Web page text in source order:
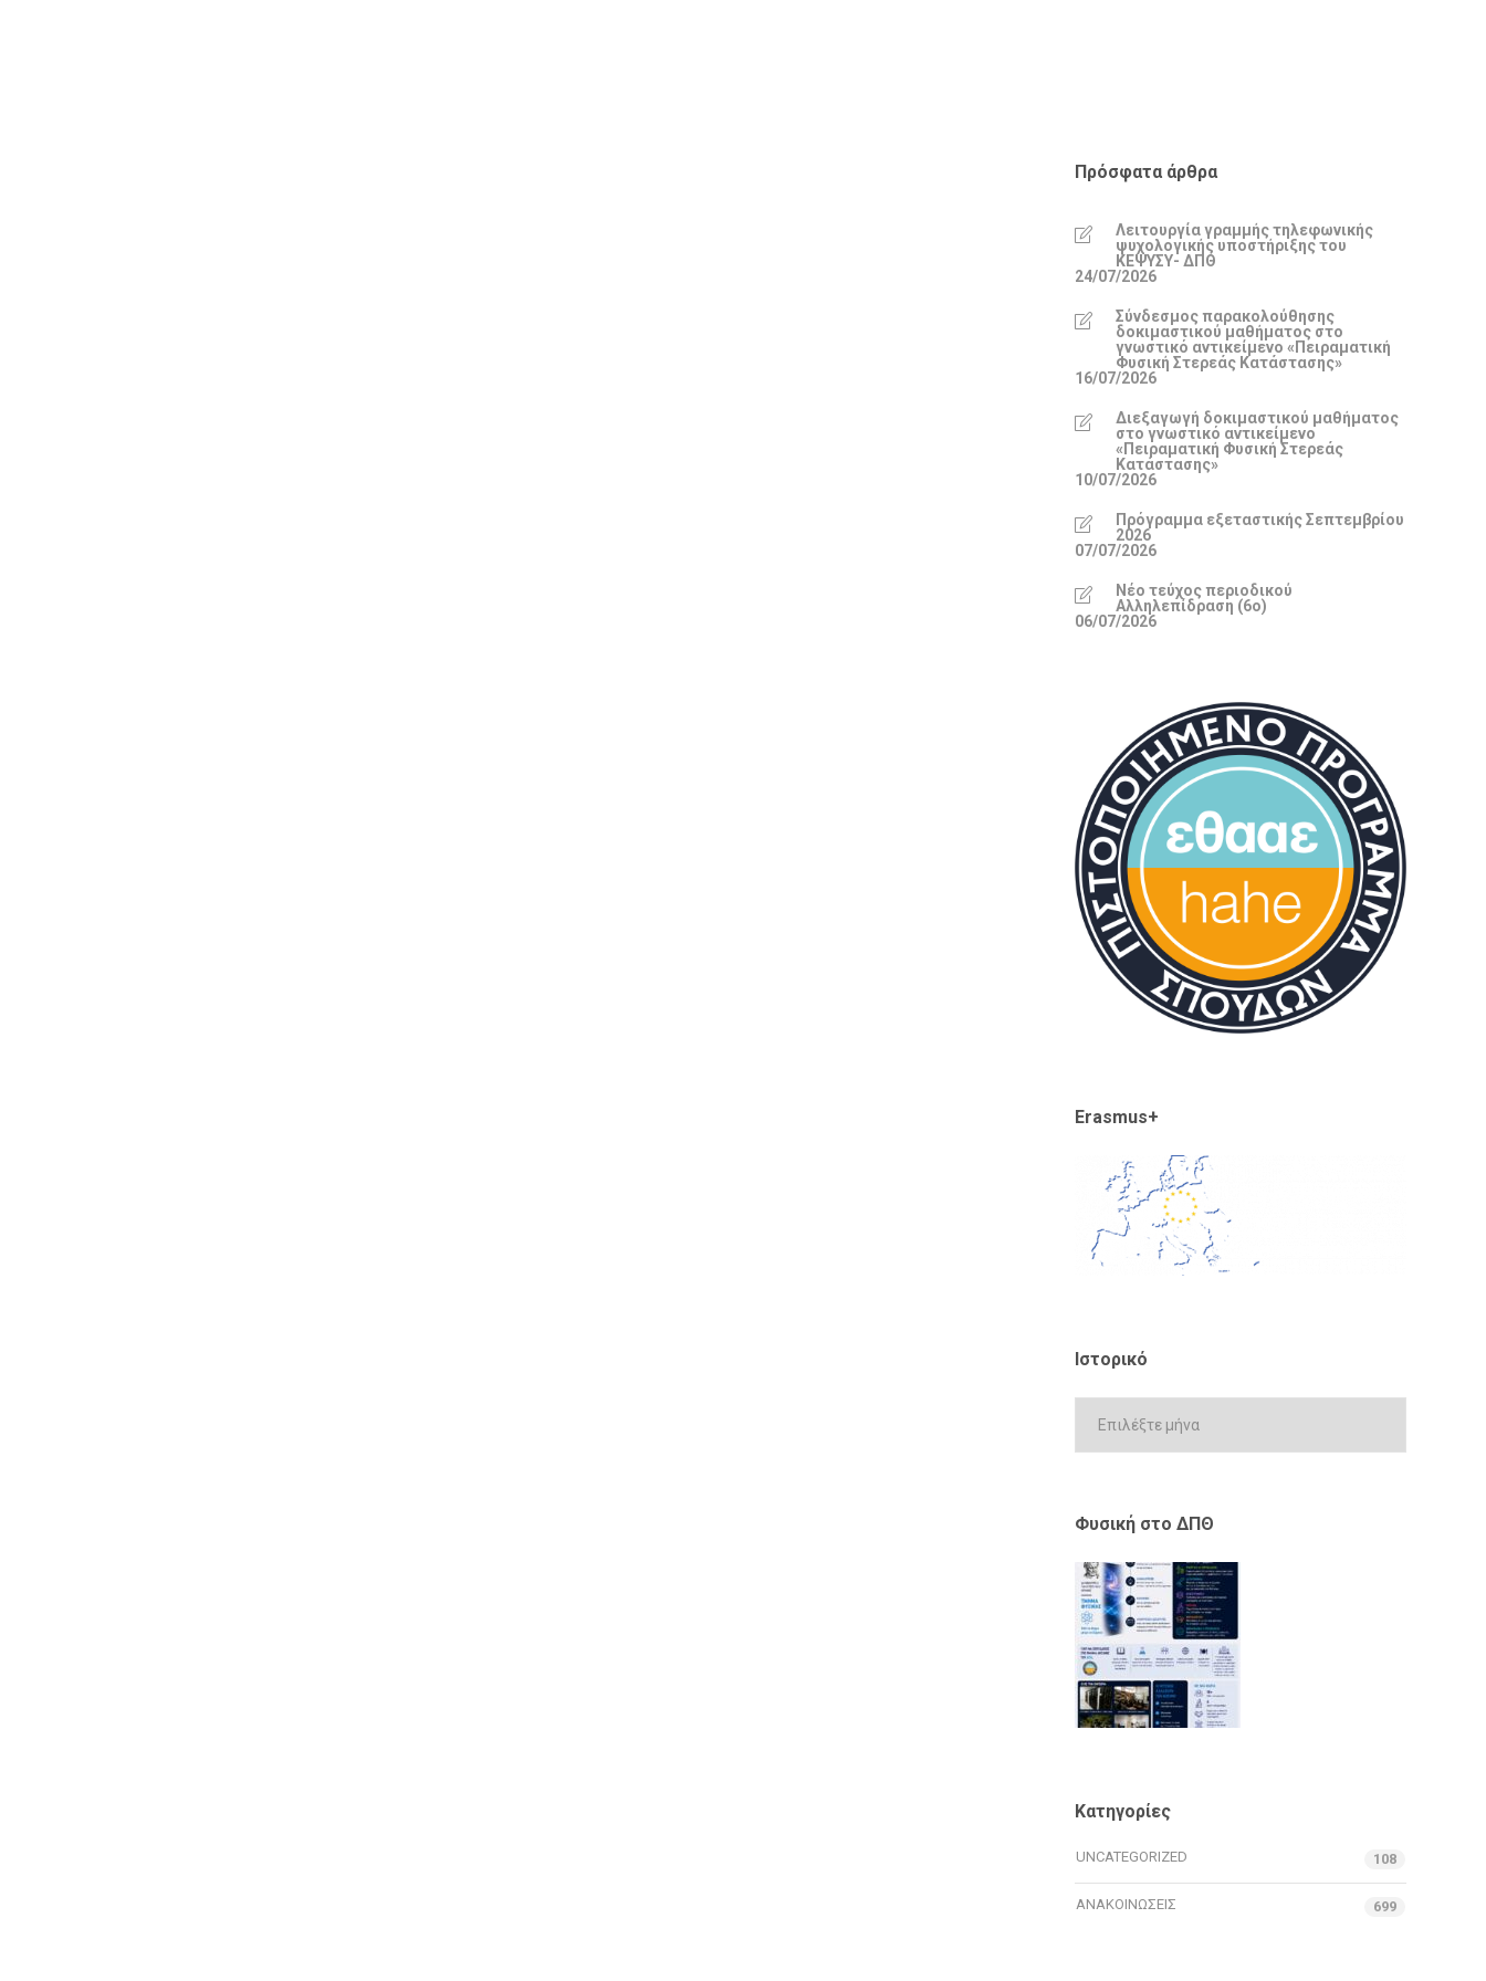
Πρόσφατα άρθρα
Λειτουργία γραμμής τηλεφωνικής
ψυχολογικής υποστήριξης του
ΚΕΨΥΣΥ- ΔΠΘ
24/07/2026
Σύνδεσμος παρακολούθησης
δοκιμαστικού μαθήματος στο
γνωστικό αντικείμενο «Πειραματική
Φυσική Στερεάς Κατάστασης»
16/07/2026
Διεξαγωγή δοκιμαστικού μαθήματος
στο γνωστικό αντικείμενο
«Πειραματική Φυσική Στερεάς
Κατάστασης»
10/07/2026
Πρόγραμμα εξεταστικής Σεπτεμβρίου
2026
07/07/2026
Νέο τεύχος περιοδικού
Αλληλεπίδραση (6ο)
06/07/2026
Erasmus+
Ιστορικό
Φυσική στο ΔΠΘ
Κατηγορίες
UNCATEGORIZED 108
ΑΝΑΚΟΙΝΏΣΕΙΣ 699